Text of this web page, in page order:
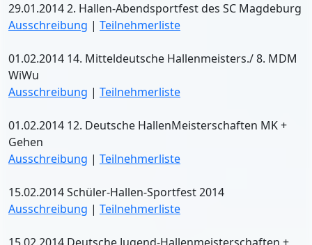
29.01.2014 2. Hallen-Abendsportfest des SC Magdeburg
Ausschreibung | Teilnehmerliste
01.02.2014 14. Mitteldeutsche Hallenmeisters./ 8. MDM
WiWu
Ausschreibung | Teilnehmerliste
01.02.2014 12. Deutsche HallenMeisterschaften MK +
Gehen
Ausschreibung | Teilnehmerliste
15.02.2014 Schüler-Hallen-Sportfest 2014
Ausschreibung | Teilnehmerliste